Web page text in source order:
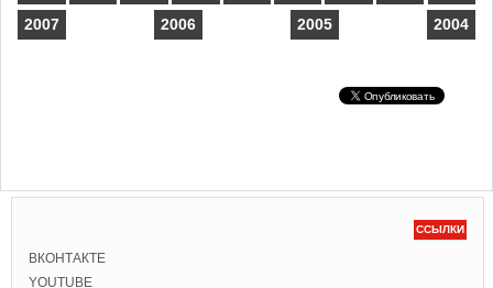
2007
2006 2005 2004
ССЫЛКИ
ВКОНТАКТЕ
YOUTUBE